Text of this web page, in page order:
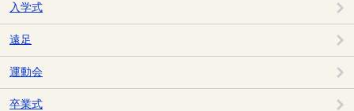
入学式
遠足
運動会
卒業式